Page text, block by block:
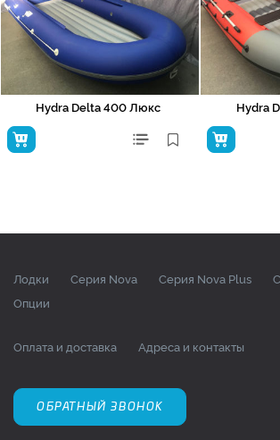
Hydra Delta 400 Люкс Hydra
Лодки Серия Nova Серия Nova Plus
Опции
Оплата и доставка Адреса и контакты
ОБРАТНЫЙ ЗВОНОК